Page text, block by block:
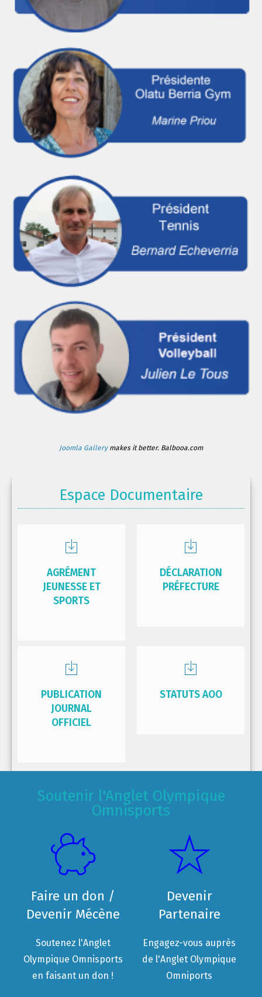
Joomla Gallerymakes it better. Balbooa.com
Espace Documentaire
AGRÉMENT
JEUNESSE ET
SPORTS
DÉCLARATION
PRÉFECTURE
PUBLICATION
JOURNAL
OFFICIEL
STATUTS AOO
Soutenir l'Anglet Olympique
Omnisports
Faire un don /
Devenir Mécène
Soutenez l'Anglet
Olympique Omnisports
en faisant un don !
Devenir
Partenaire
Engagez-vous auprès
de l'Anglet Olympique
Omniports